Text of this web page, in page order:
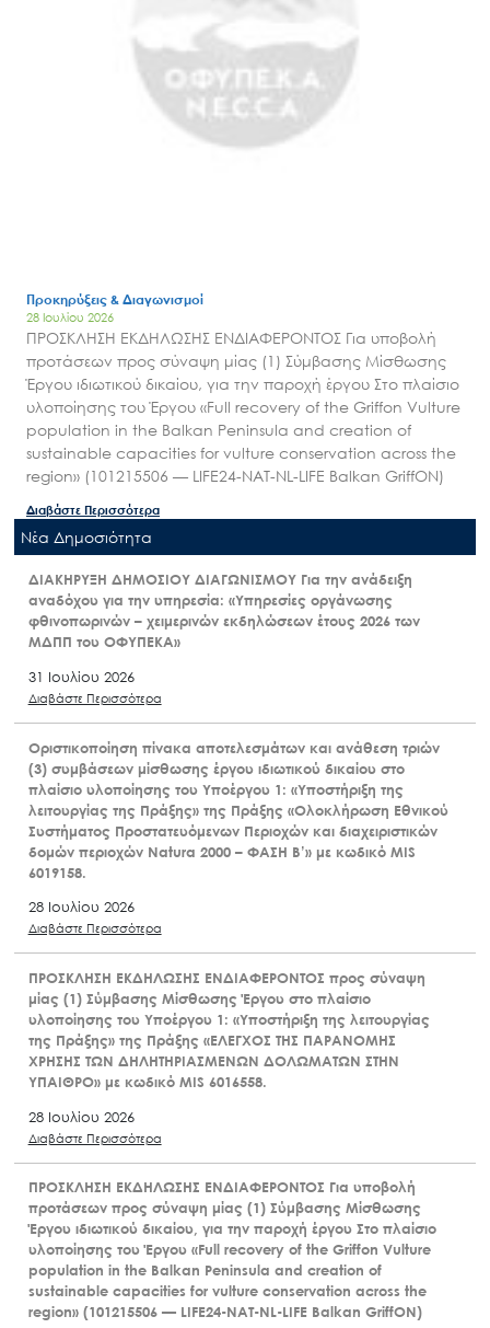
Προκηρύξεις & Διαγωνισμοί
28 Ιουλίου 2026
ΠΡΟΣΚΛΗΣΗ ΕΚΔΗΛΩΣΗΣ ΕΝΔΙΑΦΕΡΟΝΤΟΣ Για υποβολή
προτάσεων προς σύναψη μίας (1) Σύμβασης Μίσθωσης
Έργου ιδιωτικού δικαίου, για την παροχή έργου Στο πλαίσιο
υλοποίησης του Έργου «Full recovery of the Griffon Vulture
population in the Balkan Peninsula and creation of
sustainable capacities for vulture conservation across the
region» (101215506 — LIFE24-NAT-NL-LIFE Balkan GriffON)
Διαβάστε Περισσότερα
Nέα Δημοσιότητα
ΔΙΑΚΗΡΥΞΗ ΔΗΜΟΣΙΟΥ ΔΙΑΓΩΝΙΣΜΟΥ Για την ανάδειξη
αναδόχου για την υπηρεσία: «Υπηρεσίες οργάνωσης
φθινοπωρινών – χειμερινών εκδηλώσεων έτους 2026 των
ΜΔΠΠ του ΟΦΥΠΕΚΑ»
31 Ιουλίου 2026
Διαβάστε Περισσότερα
Οριστικοποίηση πίνακα αποτελεσμάτων και ανάθεση τριών
(3) συμβάσεων μίσθωσης έργου ιδιωτικού δικαίου στο
πλαίσιο υλοποίησης του Υποέργου 1: «Υποστήριξη της
λειτουργίας της Πράξης» της Πράξης «Ολοκλήρωση Εθνικού
Συστήματος Προστατευόμενων Περιοχών και διαχειριστικών
δομών περιοχών Natura 2000 – ΦΑΣΗ Β’» με κωδικό MIS
6019158.
28 Ιουλίου 2026
Διαβάστε Περισσότερα
ΠΡΟΣΚΛΗΣΗ ΕΚΔΗΛΩΣΗΣ ΕΝΔΙΑΦΕΡΟΝΤΟΣ προς σύναψη
μίας (1) Σύμβασης Μίσθωσης Έργου στο πλαίσιο
υλοποίησης του Υποέργου 1: «Υποστήριξη της λειτουργίας
της Πράξης» της Πράξης «ΕΛΕΓΧΟΣ ΤΗΣ ΠΑΡΑΝΟΜΗΣ
ΧΡΗΣΗΣ ΤΩΝ ΔΗΛΗΤΗΡΙΑΣΜΕΝΩΝ ΔΟΛΩΜΑΤΩΝ ΣΤΗΝ
ΥΠΑΙΘΡΟ» με κωδικό MIS 6016558.
28 Ιουλίου 2026
Διαβάστε Περισσότερα
ΠΡΟΣΚΛΗΣΗ ΕΚΔΗΛΩΣΗΣ ΕΝΔΙΑΦΕΡΟΝΤΟΣ Για υποβολή
προτάσεων προς σύναψη μίας (1) Σύμβασης Μίσθωσης
Έργου ιδιωτικού δικαίου, για την παροχή έργου Στο πλαίσιο
υλοποίησης του Έργου «Full recovery of the Griffon Vulture
population in the Balkan Peninsula and creation of
sustainable capacities for vulture conservation across the
region» (101215506 — LIFE24-NAT-NL-LIFE Balkan GriffON)